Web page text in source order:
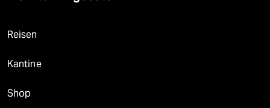
Reisen
Kantine
Shop